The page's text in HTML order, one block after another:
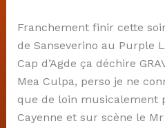
Franchement finir cette
de Sanseverino au Purple
Cap d’Agde ça déchire
Mea Culpa, perso je ne
que de loin musicalement
Cayenne et sur scène le